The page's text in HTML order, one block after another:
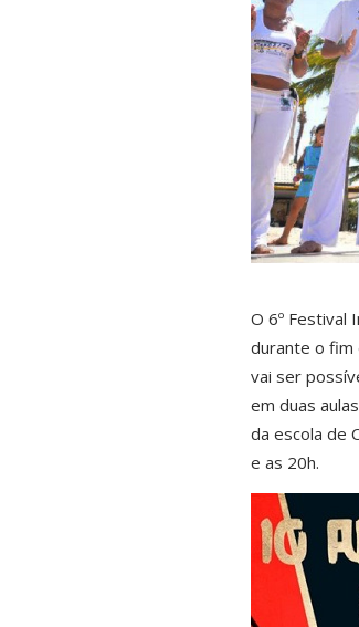
O 6º Festival
durante o fim
vai ser
em duas
da escola de
e as 20h.